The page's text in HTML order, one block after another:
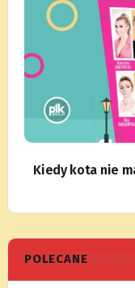
Kiedy kota nie
POLECANE